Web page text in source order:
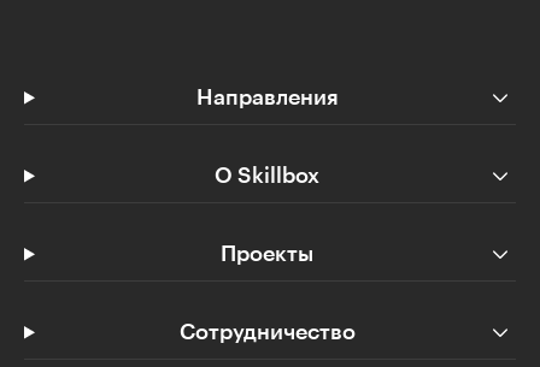
Направления
О Skillbox
Проекты
Сотрудничество